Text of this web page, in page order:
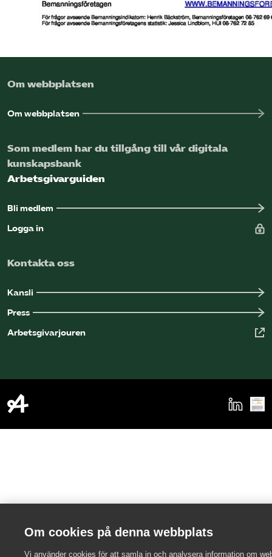
Om webbplatsen
Om webbplatsen
Som medlem har du tillgång till vår digitala
kunskapsbank
Arbetsgivarguiden
Bli medlem
Logga in
Kontakta oss
Kansli
Press
Arbetsgivarjouren
Om cookies på denna webbplats
Vi använder cookies för att samla in och analysera information om